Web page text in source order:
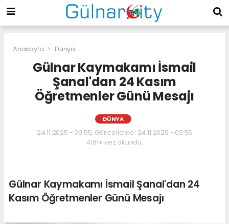
Anasayfa Dünya
Gülnar Kaymakamı İsmail
Şanal'dan 24 Kasım
Öğretmenler Günü Mesajı
DÜNYA
24.11.2025 - 09:55, Güncelleme: 24.11.2025 - 09:55
4191+ kez okundu.
Gülnar Kaymakamı İsmail Şanal'dan 24
Kasım Öğretmenler Günü Mesajı